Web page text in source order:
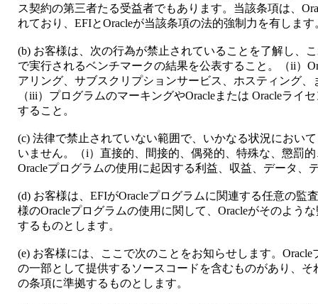
ス契約の第三者たる受益者でもあります。当該条項は、
れており、EFIとOracleが当該条項の法的強制力を有します
(b) お客様は、次の行為が禁止されていることを了解し、
で実行されるベンチマークの結果を公表すること。（ii）
アリング、サブスクリプションサービス、ホスティング
（iii）プログラムのマーキングやOracleまたは Oracleライ
すること。
(c) 法律で禁止されていない範囲で、いかなる状況におい
いません。（i）直接的、間接的、偶発的、特殊な、懲罰
Oracleプログラムの使用に起因する利益、収益、データ、
(d) お客様は、EFIがOracleプログラムに関連する任意の監
様のOracleプログラムの使用に関して、Oracleがそのよう
するものとします。
(e) お客様には、ここで次のことをお知らせします。
の一部として提供するソースコードを含むものがあり、
の条項に準拠するものとします。